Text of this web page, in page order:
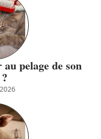
pelage de son